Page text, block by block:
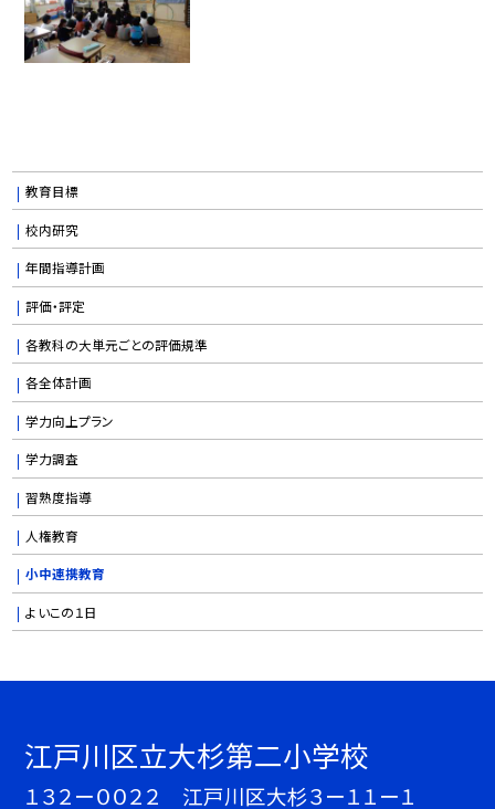
教育目標
校内研究
年間指導計画
評価・評定
各教科の大単元ごとの評価規準
各全体計画
学力向上プラン
学力調査
習熟度指導
人権教育
小中連携教育
よいこの１日
江戸川区立大杉第二小学校
１３２ー００２２ 江戸川区大杉３ー１１ー１